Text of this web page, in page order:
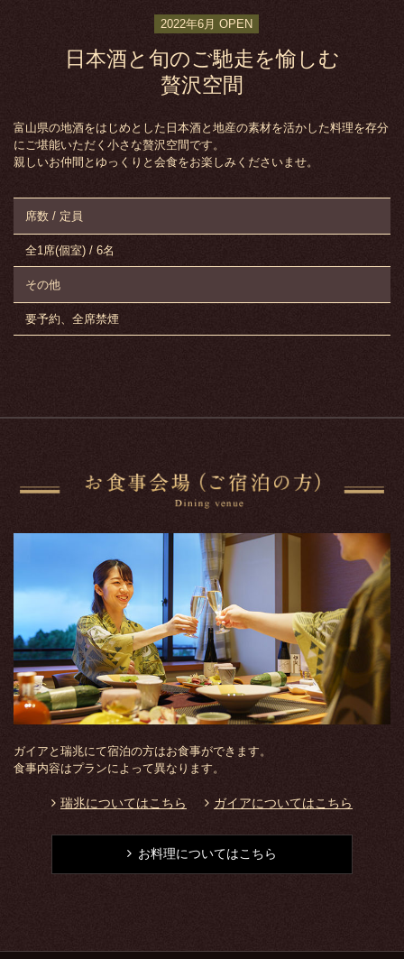
2022年6月 OPEN
日本酒と旬のご馳走を愉しむ
贅沢空間
富山県の地酒をはじめとした日本酒と地産の素材を活かした料理を存分
にご堪能いただく小さな贅沢空間です。
親しいお仲間とゆっくりと会食をお楽しみくださいませ。
席数 / 定員
全1席(個室) / 6名
その他
要予約、全席禁煙
ガイアと瑞兆にて宿泊の方はお食事ができます。
食事内容はプランによって異なります。
瑞兆についてはこちら ガイアについてはこちら
お料理についてはこちら